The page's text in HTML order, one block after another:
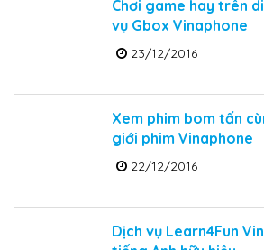
Chơi game hay trên
vụ Gbox Vinaphone
23/12/2016
Xem phim bom tấn
giới phim Vinaphone
22/12/2016
Dịch vụ Learn4Fun